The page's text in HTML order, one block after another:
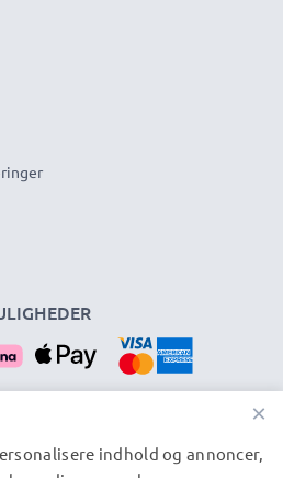
×
indhold og annoncer,